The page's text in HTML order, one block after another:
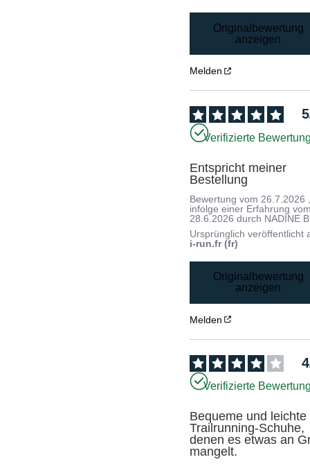
Originalbewertung
anzeigen
Melden
5
Verifizierte
Entspricht meiner
Bestellung
Bewertung vom 26.7.2026
infolge einer Erfahrung
28.6.2026 durch NADINE
Ursprünglich veröffentlicht
i-run.fr (fr)
Originalbewertung
anzeigen
Melden
4
Verifizierte
Bequeme und leichte
Trailrunning-Schuhe,
denen es etwas an
mangelt.